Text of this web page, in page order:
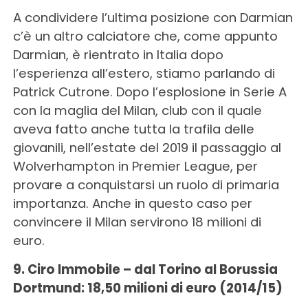
A condividere l’ultima posizione con Darmian
c’è un altro calciatore che, come appunto
Darmian, è rientrato in Italia dopo
l’esperienza all’estero, stiamo parlando di
Patrick Cutrone. Dopo l’esplosione in Serie A
con la maglia del Milan, club con il quale
aveva fatto anche tutta la trafila delle
giovanili, nell’estate del 2019 il passaggio al
Wolverhampton in Premier League, per
provare a conquistarsi un ruolo di primaria
importanza. Anche in questo caso per
convincere il Milan servirono 18 milioni di
euro.
9. Ciro Immobile – dal Torino al Borussia
Dortmund: 18,50 milioni di euro (2014/15)